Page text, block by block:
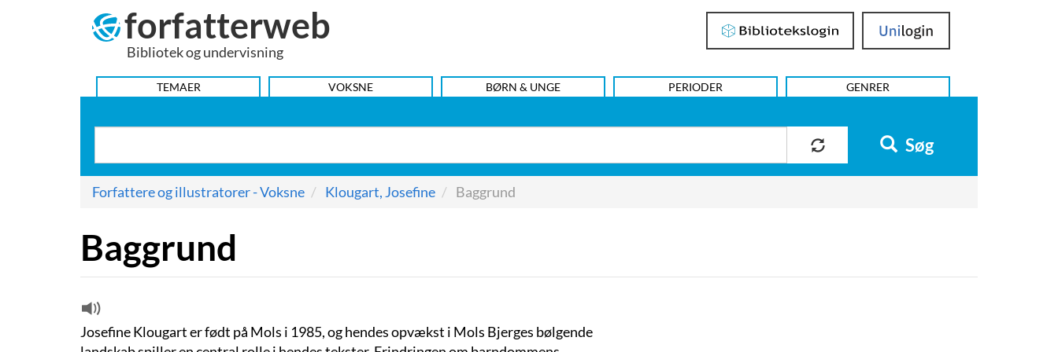
forfatterweb
Bibliotek og undervisning
Bibliotekslogin UniLogin
HOVEDMENU
TEMAER VOKSNE BØRN & UNGE PERIODER GENRER
Søg
Forfattere og illustratorer - Voksne Klougart, Josefine Baggrund
Baggrund
Josefine Klougart er født på Mols i 1985, og hendes opvækst i Mols Bjerges bølgende